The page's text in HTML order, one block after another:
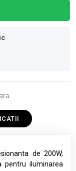
de 200W,
pentru iluminarea